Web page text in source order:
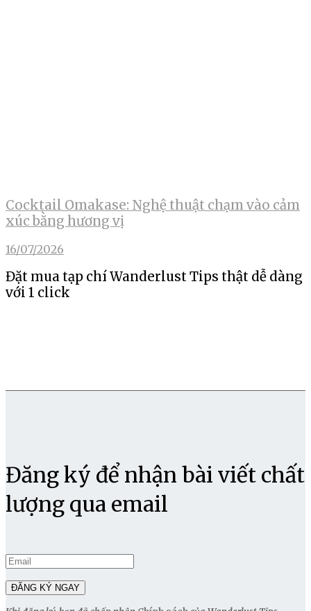
Cocktail Omakase: Nghệ thuật chạm vào cảm
xúc bằng hương vị
16/07/2026
Đặt mua tạp chí Wanderlust Tips thật dễ dàng
với 1 click
Đăng ký để nhận bài viết chất
lượng qua email